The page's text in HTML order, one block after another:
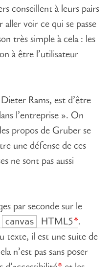
conseillent à leurs pairs
voir ce qui se passe
très simple à cela : les
à être l’utilisateur
Rams, est d’être
l’entreprise ». On
propos de Gruber se
une défense de ces
ne sont pas aussi
par seconde sur le
canvas HTML5 .
texte, il est une suite de
n’est pas sans poser